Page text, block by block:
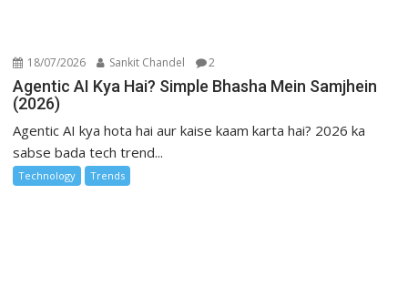
18/07/2026 Sankit Chandel 2
Agentic AI Kya Hai? Simple Bhasha Mein Samjhein
(2026)
Agentic AI kya hota hai aur kaise kaam karta hai? 2026 ka
sabse bada tech trend...
Technology Trends